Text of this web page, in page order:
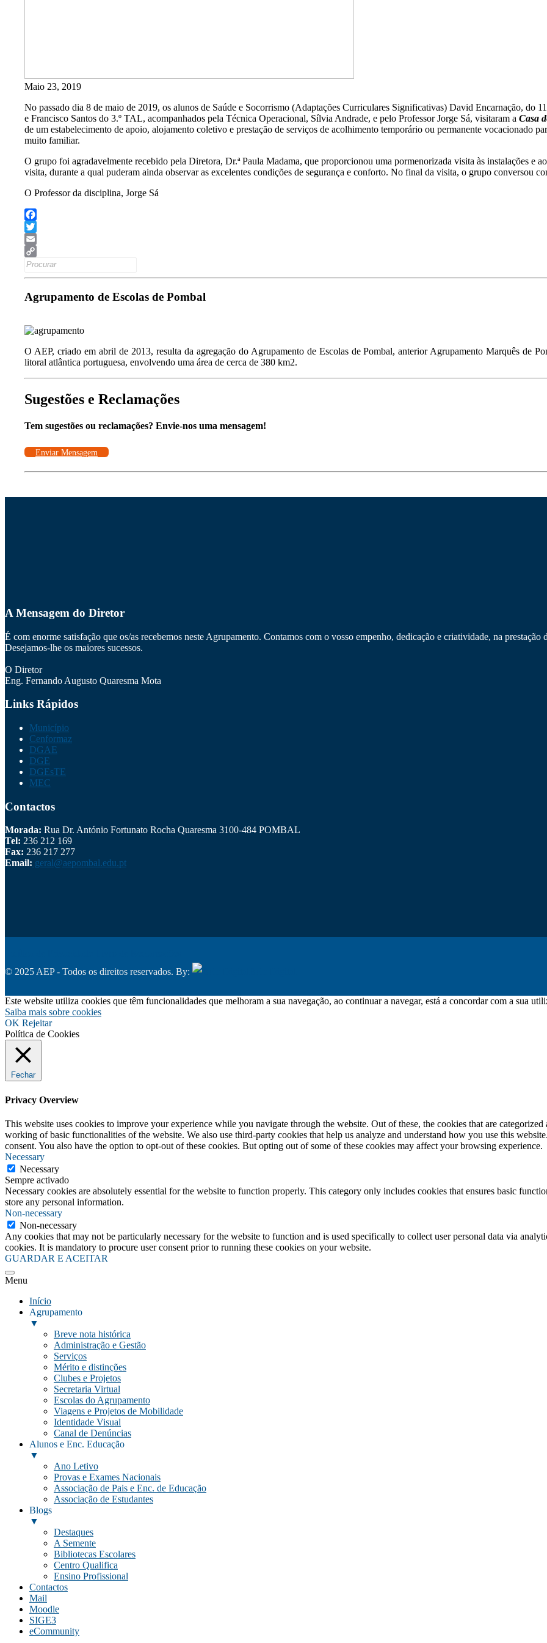
Maio 23, 2019
No passado dia 8 de maio de 2019, os alunos de Saúde e Socorrismo (Adaptações Curriculares Significativas) David Encarnação, do
e Francisco Santos do 3.º TAL, acompanhados pela Técnica Operacional, Sílvia Andrade, e pelo Professor Jorge Sá, visitaram a Casa
de um estabelecimento de apoio, alojamento coletivo e prestação de serviços de acolhimento temporário ou permanente vocacionado
muito familiar.
O grupo foi agradavelmente recebido pela Diretora, Dr.ª Paula Madama, que proporcionou uma pormenorizada visita às instalações e
visita, durante a qual puderam ainda observar as excelentes condições de segurança e conforto. No final da visita, o grupo conversou
O Professor da disciplina, Jorge Sá
Facebook
Twitter
Email
Copy
Link
Search
Agrupamento de Escolas de Pombal
O AEP, criado em abril de 2013, resulta da agregação do Agrupamento de Escolas de Pombal, anterior Agrupamento Marquês de
litoral atlântica portuguesa, envolvendo uma área de cerca de 380 km2.
Sugestões e Reclamações
Tem sugestões ou reclamações? Envie-nos uma mensagem!
Enviar Mensagem
A Mensagem do Diretor
É com enorme satisfação que os/as recebemos neste Agrupamento. Contamos com o vosso empenho, dedicação e criatividade, na
Desejamos-lhe os maiores sucessos.
O Diretor
Eng. Fernando Augusto Quaresma Mota
Links Rápidos
Município
Cenformaz
DGAE
DGE
DGEsTE
MEC
Contactos
Morada: Rua Dr. António Fortunato Rocha Quaresma 3100-484 POMBAL
Tel: 236 212 169
Fax: 236 217 277
Email: geral@aepombal.edu.pt
© 2025 AEP - Todos os direitos reservados. By:
Este website utiliza cookies que têm funcionalidades que melhoram a sua navegação, ao continuar a navegar, está a concordar com a sua
Saiba mais sobre cookies
OK Rejeitar
Política de Cookies
Fechar
Privacy Overview
This website uses cookies to improve your experience while you navigate through the website. Out of these, the cookies that are categorized
working of basic functionalities of the website. We also use third-party cookies that help us analyze and understand how you use this
consent. You also have the option to opt-out of these cookies. But opting out of some of these cookies may affect your browsing experience.
Necessary
Necessary
Sempre activado
Necessary cookies are absolutely essential for the website to function properly. This category only includes cookies that ensures basic
store any personal information.
Non-necessary
Non-necessary
Any cookies that may not be particularly necessary for the website to function and is used specifically to collect user personal data via
cookies. It is mandatory to procure user consent prior to running these cookies on your website.
GUARDAR E ACEITAR
Menu
Início
Agrupamento
▼
Breve nota histórica
Administração e Gestão
Serviços
Mérito e distinções
Clubes e Projetos
Secretaria Virtual
Escolas do Agrupamento
Viagens e Projetos de Mobilidade
Identidade Visual
Canal de Denúncias
Alunos e Enc. Educação
▼
Ano Letivo
Provas e Exames Nacionais
Associação de Pais e Enc. de Educação
Associação de Estudantes
Blogs
▼
Destaques
A Semente
Bibliotecas Escolares
Centro Qualifica
Ensino Profissional
Contactos
Mail
Moodle
SIGE3
eCommunity